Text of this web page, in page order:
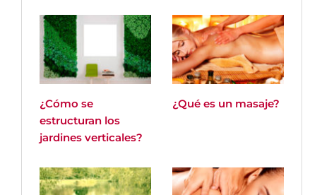
¿Cómo se
estructuran los
jardines verticales?
¿Qué es un masaje?